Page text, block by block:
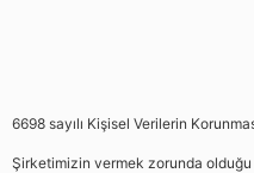
6698 sayılı Kişisel Verilerin
Şirketimizin vermek zorunda olduğu